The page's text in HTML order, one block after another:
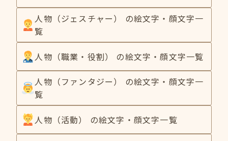
人物（ジェスチャー） の絵文字・顔文字一
覧
人物（職業・役割） の絵文字・顔文字一覧
人物（ファンタジー） の絵文字・顔文字一
覧
人物（活動） の絵文字・顔文字一覧